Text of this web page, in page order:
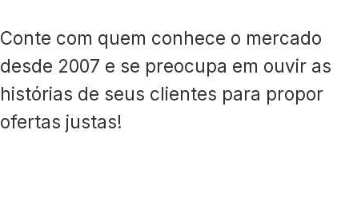
Conte com quem conhece o mercado
desde 2007 e se preocupa em ouvir as
histórias de seus clientes para propor
ofertas justas!